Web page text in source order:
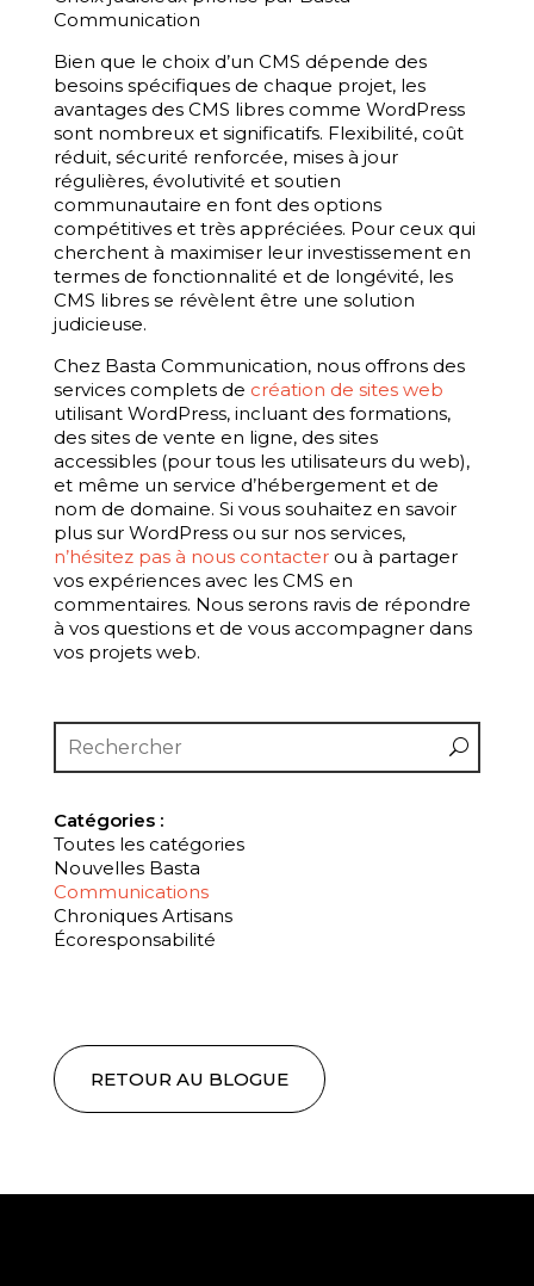
Communication
Bien que le choix d’un CMS dépende des
besoins spécifiques de chaque projet, les
avantages des CMS libres comme WordPress
sont nombreux et significatifs. Flexibilité, coût
réduit, sécurité renforcée, mises à jour
régulières, évolutivité et soutien
communautaire en font des options
compétitives et très appréciées. Pour ceux qui
cherchent à maximiser leur investissement en
termes de fonctionnalité et de longévité, les
CMS libres se révèlent être une solution
judicieuse.
Chez Basta Communication, nous offrons des
services complets de création de sites web
utilisant WordPress, incluant des formations,
des sites de vente en ligne, des sites
accessibles (pour tous les utilisateurs du web),
et même un service d’hébergement et de
nom de domaine. Si vous souhaitez en savoir
plus sur WordPress ou sur nos services,
n’hésitez pas à nous contacterou à partager
vos expériences avec les CMS en
commentaires. Nous serons ravis de répondre
à vos questions et de vous accompagner dans
vos projets web.
Catégories :
Toutes les catégories
Nouvelles Basta
Communications
Chroniques Artisans
Écoresponsabilité
RETOUR AU BLOGUE